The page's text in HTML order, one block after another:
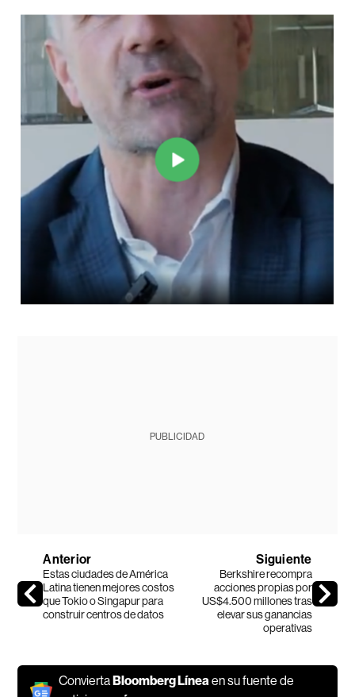
PUBLICIDAD
Anterior
Estas ciudades de América
Latina tienen mejores costos
que Tokio o Singapur para
construir centros de datos
Siguiente
Berkshire recompra
acciones propias por
US$4.500 millones tras
elevar sus ganancias
operativas
Convierta Bloomberg Líneaen su fuente de